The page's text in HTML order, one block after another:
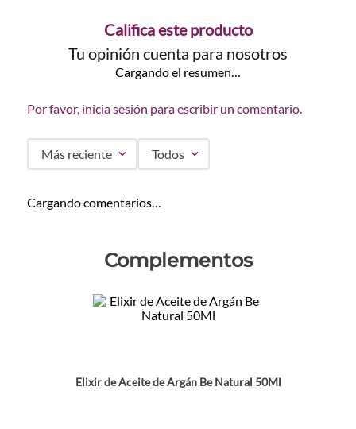
Califica este producto
Tu opinión cuenta para nosotros
Cargando el resumen…
Por favor, inicia sesión para escribir un comentario.
Más reciente Todos
Cargando comentarios…
Complementos
Elixir de Aceite de Argán Be Natural 50Ml